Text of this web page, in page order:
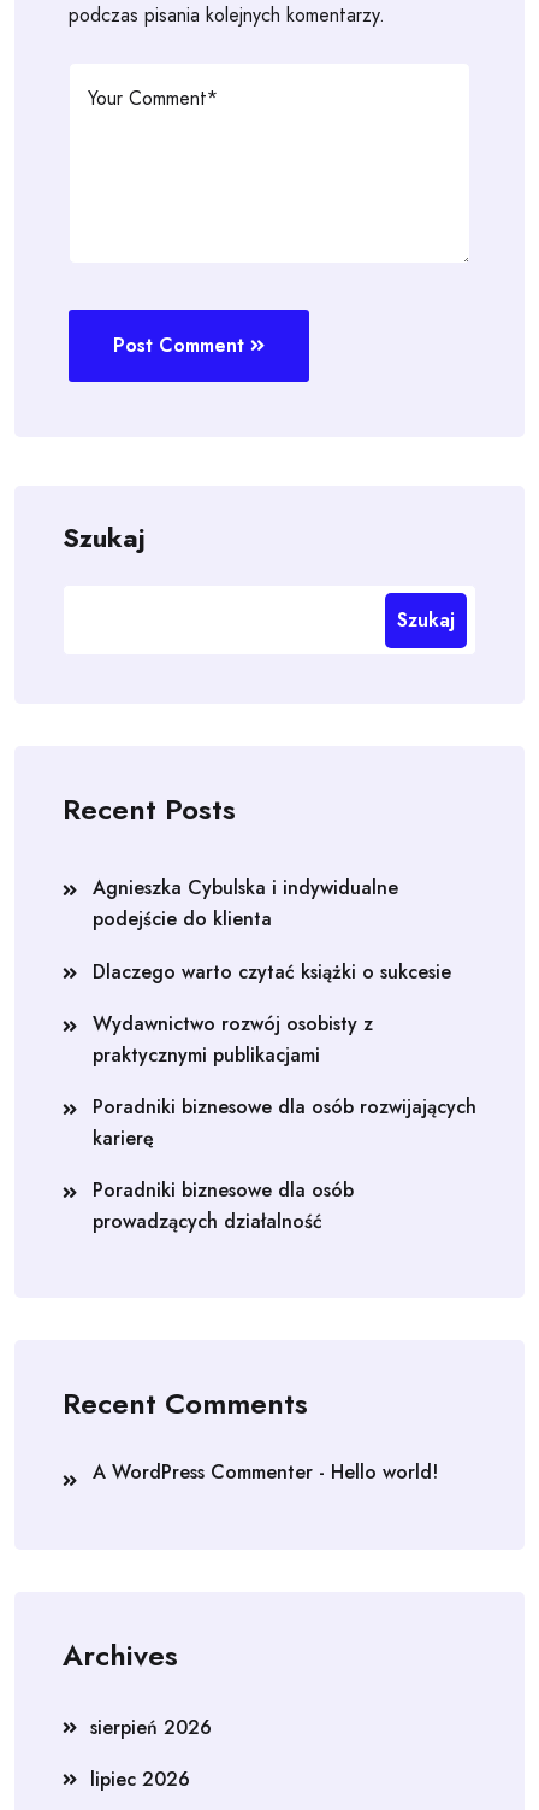
podczas pisania kolejnych komentarzy.
Post Comment
Szukaj
Szukaj
Recent Posts
Agnieszka Cybulska i indywidualne
podejście do klienta
Dlaczego warto czytać książki o sukcesie
Wydawnictwo rozwój osobisty z
praktycznymi publikacjami
Poradniki biznesowe dla osób rozwijających
karierę
Poradniki biznesowe dla osób
prowadzących działalność
Recent Comments
A WordPress Commenter - Hello world!
Archives
sierpień 2026
lipiec 2026